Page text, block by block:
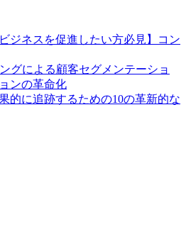
ジネスを促進したい方必見】コン
グによる顧客セグメンテーショ
ンの革命化
的に追跡するための10の革新的な